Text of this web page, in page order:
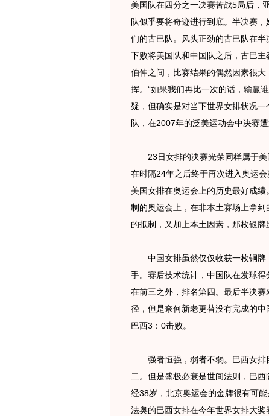
美国队在四分之一决赛苦战5局后，
队似乎要将奇迹进行到底。半决赛
们的古巴队。风头正劲的古巴队在
下败将美国队和中国队之后，古巴
伯仲之间，比赛结果的偶然因素很
挥。“如果我们再比一次的话，输赢
疑，但确实是对当下世界女排状况
队，在2007年的泛美运动会中决赛
23日女排的决赛光荣同样属于美
在时隔24年之后终于再次进入奥运
美国女排在奥运会上的历史最好成
制的奥运会上，在非本土赛场上拿
的抵制，又加上本土因素，那枚银牌
中国女排虽然仅仅收获一枚铜牌
手。赛后技术统计，中国队在发球
在前三之外，排名第四。最后半决
径，但是奈何新老更替没有完成的
巴西3：0击败。
强者恒强，弱者不弱。巴西女排
二。但是盛极必衰是世间法则，巴
经38岁，北京奥运会的金牌很有可
法奥的巴西女排在今年世界女排大